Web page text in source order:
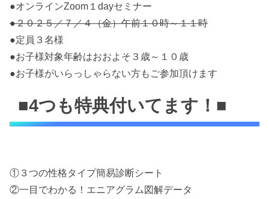
●オンラインZoom１dayセミナー
●２０２５／７／４（金）午前１０時～１１時
●定員３名様
●お子様対象年齢はおおよそ３歳～１０歳
●お子様がいらっしゃらない方もご参加頂けます
■4つも特典付いてます！■
①３つの性格タイプ簡易診断シート
②一目でわかる！エニアグラム図解データ